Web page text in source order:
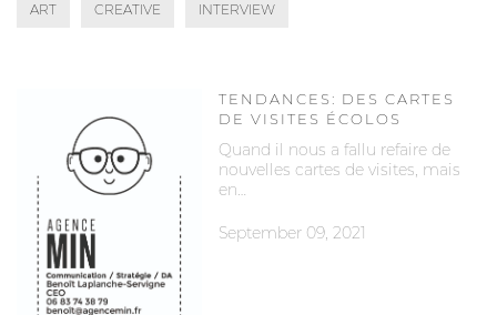
ART CREATIVE INTERVIEW
TENDANCES: DES CARTES
DE VISITES ÉCOLOS
Quand il nous a fallu refaire de
nouvelles cartes de visites, mais
en…
September 09, 2021